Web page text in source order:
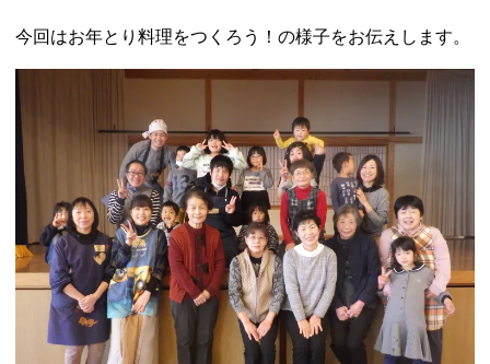
今回はお年とり料理をつくろう！の様子をお伝えします。